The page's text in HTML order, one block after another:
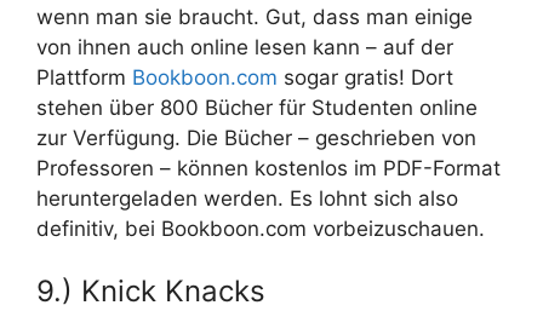
wenn man sie braucht. Gut, dass man einige
von ihnen auch online lesen kann – auf der
Plattform Bookboon.com sogar gratis! Dort
stehen über 800 Bücher für Studenten online
zur Verfügung. Die Bücher – geschrieben von
Professoren – können kostenlos im PDF-Format
heruntergeladen werden. Es lohnt sich also
definitiv, bei Bookboon.com vorbeizuschauen.
9.) Knick Knacks